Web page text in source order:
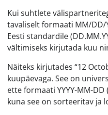
Kui suhtlete
tavaliselt formaati MM/DD/
Eesti standardile
vältimiseks kirjutada kuu
Näiteks kirjutades “12
kuupäevaga. See on
ette formaati YYYY-MM-
kuna see on sorteeritav ja